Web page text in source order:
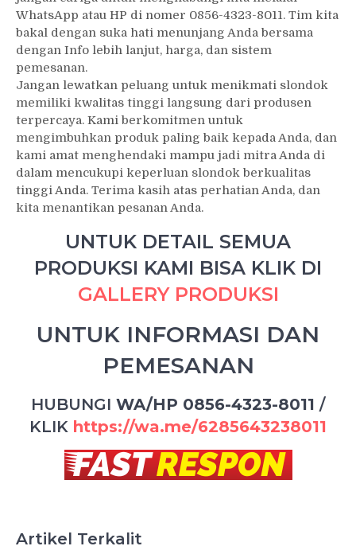
WhatsApp atau HP di nomer 0856-4323-8011. Tim kita
bakal dengan suka hati menunjang Anda bersama
dengan Info lebih lanjut, harga, dan sistem
pemesanan.
Jangan lewatkan peluang untuk menikmati slondok
memiliki kwalitas tinggi langsung dari produsen
terpercaya. Kami berkomitmen untuk
mengimbuhkan produk paling baik kepada Anda, dan
kami amat menghendaki mampu jadi mitra Anda di
dalam mencukupi keperluan slondok berkualitas
tinggi Anda. Terima kasih atas perhatian Anda, dan
kita menantikan pesanan Anda.
UNTUK DETAIL SEMUA
PRODUKSI KAMI BISA KLIK DI
GALLERY PRODUKSI
UNTUK INFORMASI DAN
PEMESANAN
HUBUNGI WA/HP 0856-4323-8011 /
KLIK https://wa.me/6285643238011
Artikel Terkalit